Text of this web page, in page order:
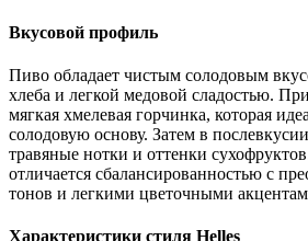
Вкусовой профиль
Пиво обладает чистым солодовым
хлеба и легкой медовой сладостью.
мягкая хмелевая горчинка, которая
солодовую основу. Затем в
травяные нотки и оттенки
отличается сбалансированностью с
тонов и легкими цветочными
Характеристики стиля Helles